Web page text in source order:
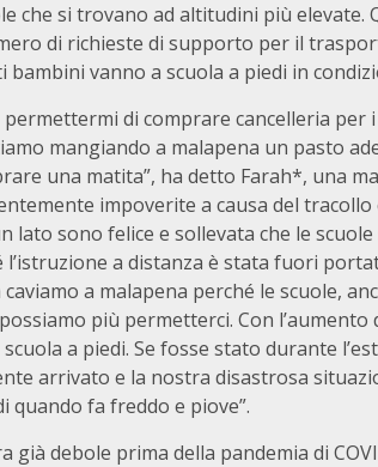
che si trovano ad altitudini più elevate.
di richieste di supporto per il
bambini vanno a scuola a piedi in
di comprare cancelleria per
mangiando a malapena un pasto
una matita”, ha detto Farah*, una
impoverite a causa del tracollo
lato sono felice e sollevata che le
a distanza è stata fuori
a malapena perché le scuole,
più permetterci. Con l’aumento
a piedi. Se fosse stato durante
arrivato e la nostra disastrosa
quando fa freddo e piove”.
debole prima della pandemia di